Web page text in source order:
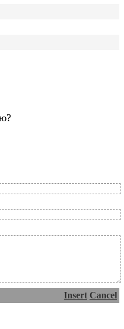
Insert Cancel